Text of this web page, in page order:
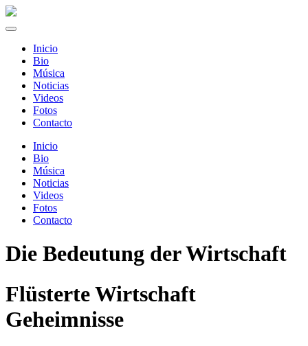
Inicio
Bio
Música
Noticias
Videos
Fotos
Contacto
Inicio
Bio
Música
Noticias
Videos
Fotos
Contacto
Die Bedeutung der Wirtschaft
Flüsterte Wirtschaft
Geheimnisse